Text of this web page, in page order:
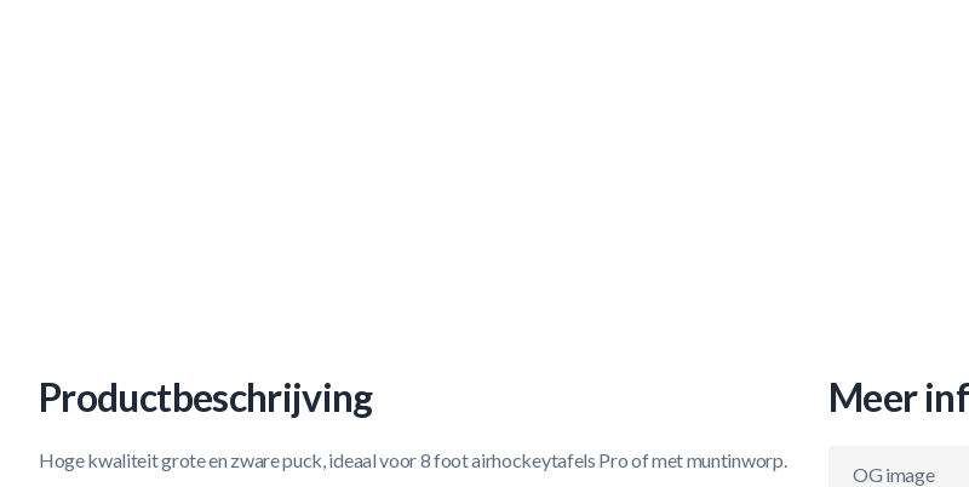
Productbeschrijving
Hoge kwaliteit grote en zware puck, ideaal voor 8 foot airhockeytafels Pro of met muntinworp.
Meer
OG image